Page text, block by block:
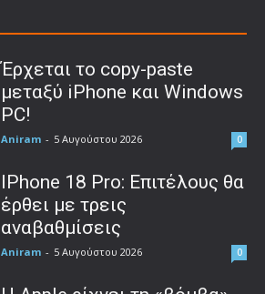
Έρχεται το copy-paste
μεταξύ iPhone και Windows
PC!
Aniram - 5 Αυγούστου 2026 0
IPhone 18 Pro: Επιτέλους θα
έρθει με τρεις
αναβαθμίσεις
Aniram - 5 Αυγούστου 2026 0